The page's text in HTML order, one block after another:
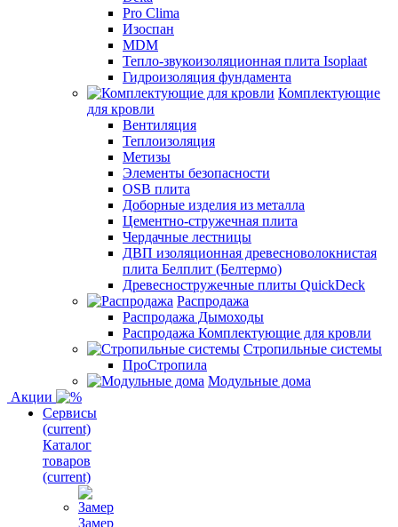
Pro Clima
Изоспан
MDM
Тепло-звукоизоляционная плита Isoplaat
Гидроизоляция фундамента
Комплектующие
для кровли
Вентиляция
Теплоизоляция
Метизы
Элементы безопасности
OSB плита
Доборные изделия из металла
Цементно-стружечная плита
Чердачные лестницы
ДВП изоляционная древесноволокнистая
плита Белплит (Белтермо)
Древесностружечные плиты QuickDeck
Распродажа
Распродажа Дымоходы
Распродажа Комплектующие для кровли
Стропильные системы
ПроСтропила
Модульные дома
Акции
Сервисы
(current)
Каталог
товаров
(current)
Замер